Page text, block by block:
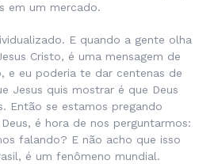
em um mercado.
E quando a gente olha
Cristo, é uma mensagem de
e eu poderia te dar centenas de
Jesus quis mostrar é que Deus
Então se estamos pregando
é hora de nos perguntarmos:
falando? E não acho que isso
é um fenômeno mundial.